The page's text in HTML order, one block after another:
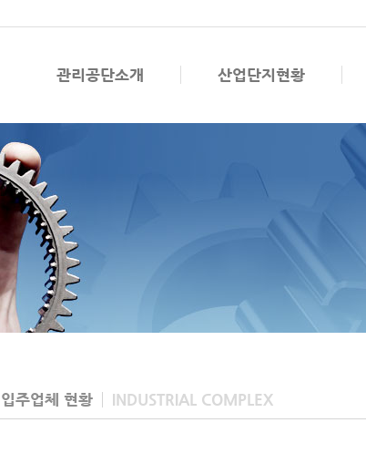
관리공단소개 산업단지현황
입주업체 현황 INDUSTRIAL COMPLEX